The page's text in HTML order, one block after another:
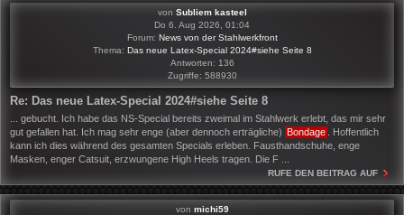
von Subliem kasteel
Do 6. Aug 2026, 01:04
Forum: News von der Stahlwerkfront
Thema: Das neue Latex-Special 2024#siehe Seite 8
Antworten: 136
Zugriffe: 588930
Re: Das neue Latex-Special 2024#siehe Seite 8
... gebucht. Ich habe das NS-Special bereits zweimal im Stahlwerk erlebt, das mir sehr
gut gefallen hat. Ich mag sehr enge (aber dennoch erträgliche) Bondage
. Hoffentlich
kann ich dies während des gesamten Specials erleben. Fausthandschuhe, enge
Masken, enger Catsuit, erzwungene High Heels tragen. Die F ...
RUFE DEN BEITRAG AUF
von michi59